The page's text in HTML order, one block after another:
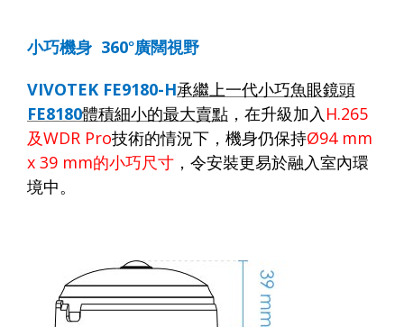
小巧機身 360°廣闊視野
VIVOTEK FE9180-H承繼上一代小巧魚眼鏡頭
FE8180體積細小的最大賣點 ，在升級加入 H.265
及WDR Pro技術的情況下，機身仍保持Ø94 mm
x 39 mm的小巧尺寸 ，令安裝更易於融入室內環
境中。